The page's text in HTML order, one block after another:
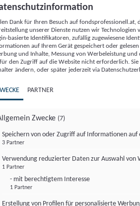
Inhalte, Messung von Werbeleistung
sowie Zielgruppenforschung.
ähnliche Online-Kennungen (z. B. login-
generierte Kennungen,
können zusammen mit anderen
und Browserinformationen,
unterstützte Technologien usw.) auf
oder von dort ausgelesen werden, um es
wenn es eine App oder einer Webseite
oder mehrere der hier aufgeführten
Dank für Ihren Besuch auf
unserer Dienste nutzen wir Technologien
basierte Identifikatoren, zufällig zugewiesene
auf Ihrem Gerät gespeichert oder
und Inhalte, Messung von Werbeleistung
den Zugriff auf die Website nicht erforderlich.
ändern, oder später jederzeit via
PARTNER
Zwecke (7)
Speichern von oder Zugriff auf Informationen auf
3 Partner
Verwendung reduzierter Daten zur Auswahl von
1 Partner
- mit berechtigtem Interesse
1 Partner
Erstellung von Profilen für personalisierte